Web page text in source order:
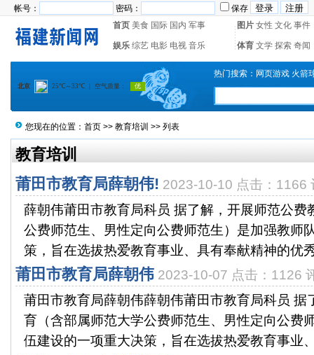
帐号： 密码：
保存
首页 美食 国际 国内 军事 图片 女性 文化 事件
娱乐 综艺 电影 电视 音乐 体育 文学 探索 奇闻
热门搜索： 网页游戏 火箭
您现在的位置： 首页 >> 教育培训 >> 列表
教育培训
莆田市教育局薛朝伟! 2023-10-10 点击：1166
薛朝伟莆田市教育局科员 据了解，开展师范公费
公费师范生、男性定向公费师范生）是加强教师
策，旨在选拔热爱教育事业、具有奉献精神的优
莆田市教育局薛朝伟 2023-10-07 点击：1126
莆田市教育局薛朝伟薛朝伟莆田市教育局科员 据
育（含部属师范大学公费师范生、男性定向公费
伍建设的一项重大决策，旨在选拔热爱教育事业